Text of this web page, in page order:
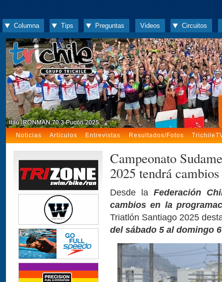
Columna Tips Preguntas Videos Circuitos
Noticias Artículos Entrevistas Resultados/Fotos
Campeonato
2025 tendrá
Desde la Federación
cambios en la
Triatlón Santiago 2025
del sábado 5 al domingo